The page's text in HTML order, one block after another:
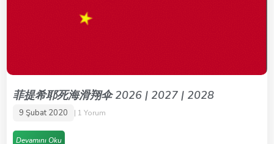
菲提希耶死海滑翔伞 2026 | 2027 | 2028
9 Şubat 2020 1 Yorum
Devamını Oku